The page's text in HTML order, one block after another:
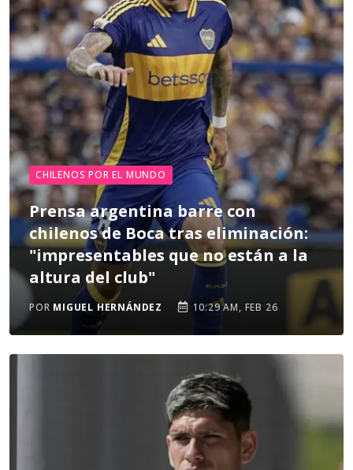
CHILENOS POR EL MUNDO
Prensa argentina barre con
chilenos de Boca tras eliminación:
"impresentables que no están a la
altura del club"
POR MIGUEL HERNÁNDEZ 10:29 AM, FEB 26